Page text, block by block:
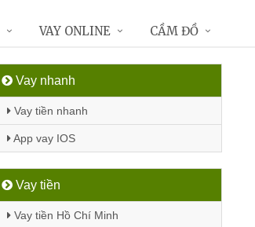
Vay nhanh
Vay tiền nhanh
App vay IOS
Vay tiền
Vay tiền Hồ Chí Minh
VAY ONLINE CẦM ĐỒ